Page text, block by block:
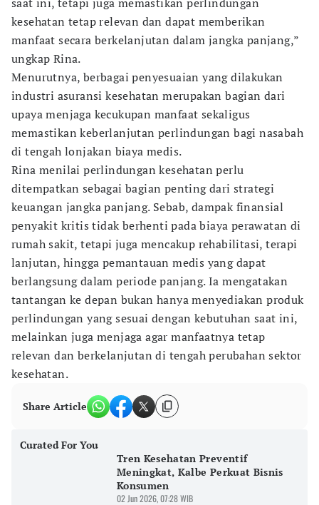
kesehatan tetap relevan dan dapat memberikan
manfaat secara berkelanjutan dalam jangka panjang,”
ungkap Rina.
Menurutnya, berbagai penyesuaian yang dilakukan
industri asuransi kesehatan merupakan bagian dari
upaya menjaga kecukupan manfaat sekaligus
memastikan keberlanjutan perlindungan bagi nasabah
di tengah lonjakan biaya medis.
Rina menilai perlindungan kesehatan perlu
ditempatkan sebagai bagian penting dari strategi
keuangan jangka panjang. Sebab, dampak finansial
penyakit kritis tidak berhenti pada biaya perawatan di
rumah sakit, tetapi juga mencakup rehabilitasi, terapi
lanjutan, hingga pemantauan medis yang dapat
berlangsung dalam periode panjang. Ia mengatakan
tantangan ke depan bukan hanya menyediakan produk
perlindungan yang sesuai dengan kebutuhan saat ini,
melainkan juga menjaga agar manfaatnya tetap
relevan dan berkelanjutan di tengah perubahan sektor
kesehatan.
Share Article
Curated For You
Tren Kesehatan Preventif
Meningkat, Kalbe Perkuat Bisnis
Konsumen
02 Jun 2026, 07:28 WIB